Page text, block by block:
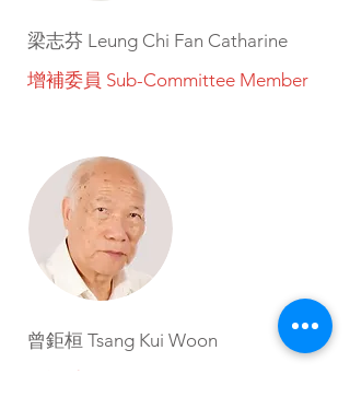
梁志芬 Leung Chi Fan Catharine
增補委員 Sub-Committee Member
曾鉅桓 Tsang Kui Woon